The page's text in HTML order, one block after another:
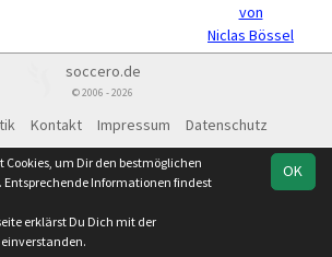
von
Niclas Bössel
soccero.de
© 2006 - 2026
Kontakt Impressum
Datenschutz
Facebook
Instagram
OK
Cookies, um Dir den bestmöglichen
Entsprechende Informationen findest
erklärst Du Dich mit der
einverstanden.